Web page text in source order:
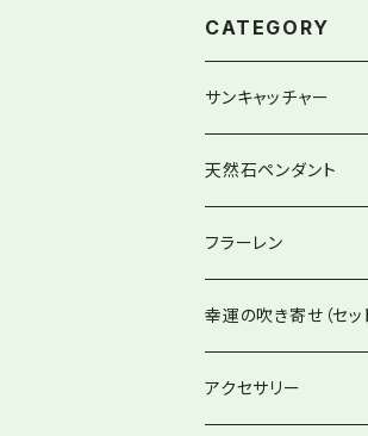
CATEGORY
サンキャッチャー
ストレートタイプ
グローリーサンキャッ
12item
ハートminiサンキャッ
天然石ペンダント
フラーレン
フラーレンペンダント
幸運の吹き寄せ（セッ
アクセサリー